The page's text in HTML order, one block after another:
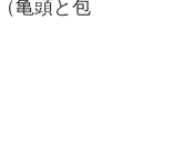
亀頭と包